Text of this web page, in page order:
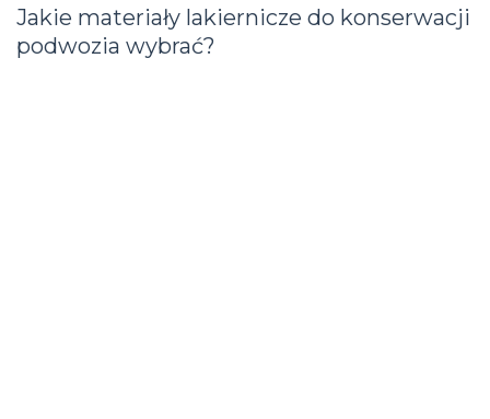
Jakie materiały lakiernicze do konserwacji
podwozia wybrać?